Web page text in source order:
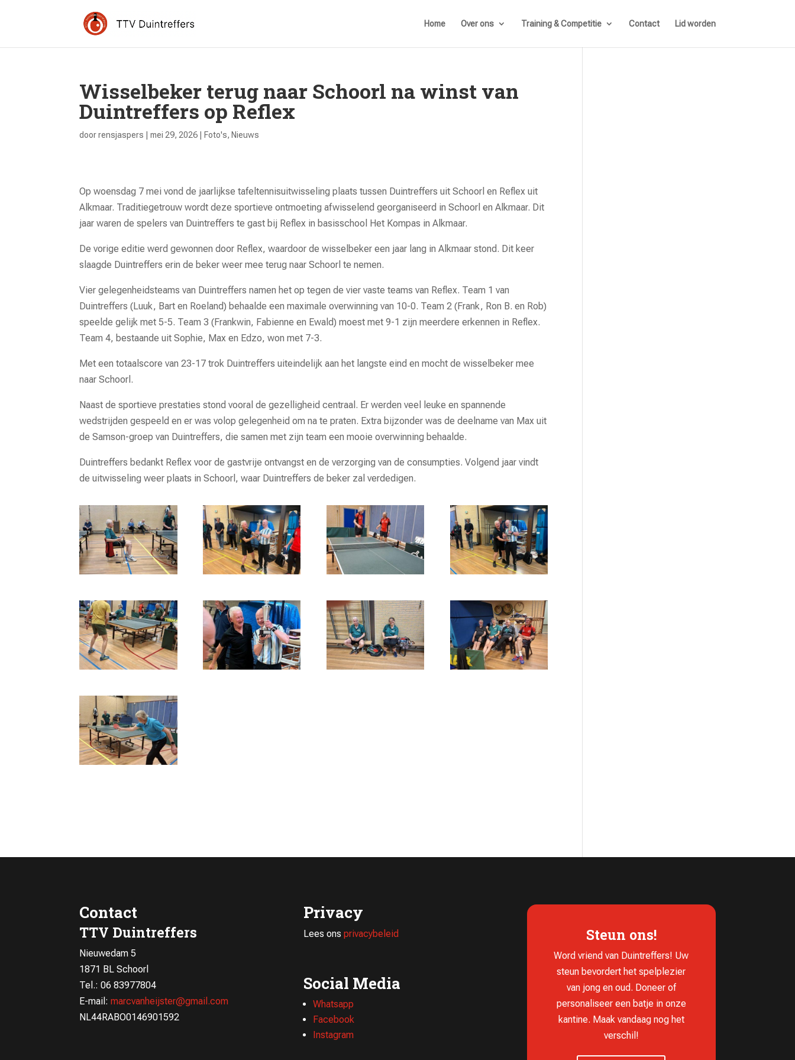
Home Over ons Training & Competitie Contact Lid worden
Wisselbeker terug naar Schoorl na winst van
Duintreffers op Reflex
doorrensjaspers |mei 29, 2026 Foto's, Nieuws
Op woensdag 7 mei vond de jaarlijkse tafeltennisuitwisseling plaats tussen Duintreffers uit Schoorl en Reflex uit
Alkmaar. Traditiegetrouw wordt deze sportieve ontmoeting afwisselend georganiseerd in Schoorl en Alkmaar. Dit
jaar waren de spelers van Duintreffers te gast bij Reflex in basisschool Het Kompas in Alkmaar.
De vorige editie werd gewonnen door Reflex, waardoor de wisselbeker een jaar lang in Alkmaar stond. Dit keer
slaagde Duintreffers erin de beker weer mee terug naar Schoorl te nemen.
Vier gelegenheidsteams van Duintreffers namen het op tegen de vier vaste teams van Reflex. Team 1 van
Duintreffers (Luuk, Bart en Roeland) behaalde een maximale overwinning van 10-0. Team 2 (Frank, Ron B. en Rob)
speelde gelijk met 5-5. Team 3 (Frankwin, Fabienne en Ewald) moest met 9-1 zijn meerdere erkennen in Reflex.
Team 4, bestaande uit Sophie, Max en Edzo, won met 7-3.
Met een totaalscore van 23-17 trok Duintreffers uiteindelijk aan het langste eind en mocht de wisselbeker mee
naar Schoorl.
Naast de sportieve prestaties stond vooral de gezelligheid centraal. Er werden veel leuke en spannende
wedstrijden gespeeld en er was volop gelegenheid om na te praten. Extra bijzonder was de deelname van Max uit
de Samson-groep van Duintreffers, die samen met zijn team een mooie overwinning behaalde.
Duintreffers bedankt Reflex voor de gastvrije ontvangst en de verzorging van de consumpties. Volgend jaar vindt
de uitwisseling weer plaats in Schoorl, waar Duintreffers de beker zal verdedigen.
Contact
TTV Duintreffers
Nieuwedam 5
1871 BL Schoorl
Tel.: 06 83977804
E-mail:marcvanheijster@gmail.com
NL44RABO0146901592
Privacy
Lees ons privacybeleid
Social Media
Whatsapp
Facebook
Instagram
Steun ons!
Word vriend van Duintreffers! Uw
steun bevordert het spelplezier
van jong en oud. Doneer of
personaliseer een batje in onze
kantine. Maak vandaag nog het
verschil!